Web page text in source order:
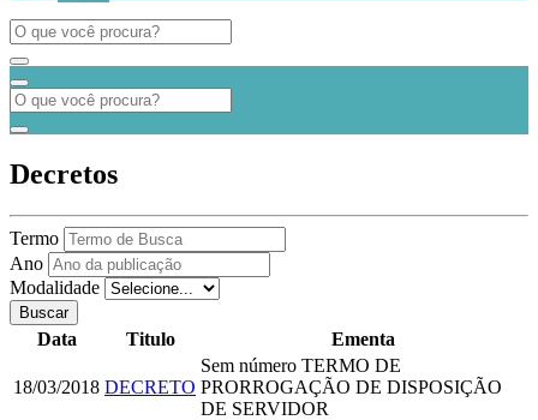
Decretos
Termo
Ano
Modalidade
Buscar
Data Titulo Ementa
18/03/2018 DECRETO
Sem número TERMO DE
PRORROGAÇÃO DE DISPOSIÇÃO
DE SERVIDOR